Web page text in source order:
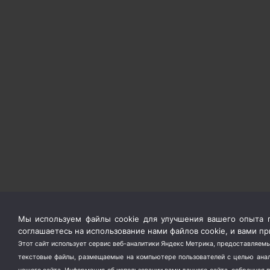
Мы используем файлы cookie для улучшения вашего опыта
соглашаетесь на использование нами файлов cookie, и вами
Этот сайт использует сервис веб-аналитики Яндекс Метрика,
текстовые файлы, размещаемые на компьютере пользователей с целью